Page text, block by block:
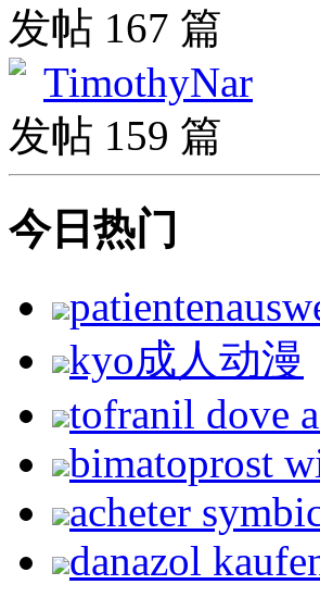
发帖 167 篇
TimothyNar
发帖 159 篇
今日热门
kyo成人动漫
tofranil dove
bimatoprost
acheter
danazol